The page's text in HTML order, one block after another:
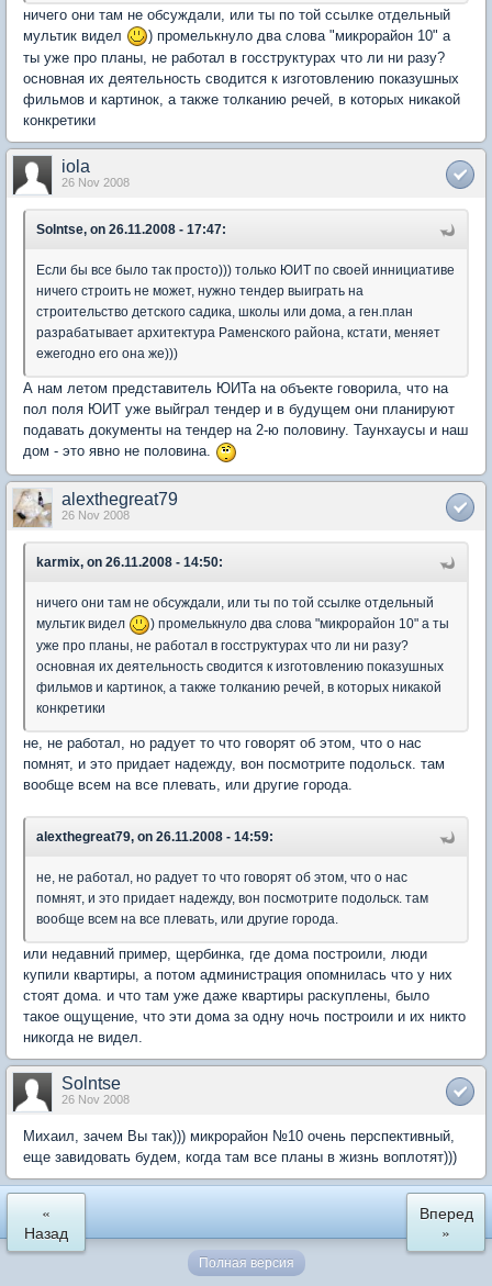
ничего они там не обсуждали, или ты по той ссылке отдельный
мультик видел
) промелькнуло два слова "микрорайон 10" а
ты уже про планы, не работал в госструктурах что ли ни разу?
основная их деятельность сводится к изготовлению показушных
фильмов и картинок, а также толканию речей, в которых никакой
конкретики
iola
26 Nov 2008
Solntse, on 26.11.2008 - 17:47:
Если бы все было так просто))) только ЮИТ по своей иннициативе
ничего строить не может, нужно тендер выиграть на
строительство детского садика, школы или дома, а ген.план
разрабатывает архитектура Раменского района, кстати, меняет
ежегодно его она же)))
А нам летом представитель ЮИТа на объекте говорила, что на
пол поля ЮИТ уже выйграл тендер и в будущем они планируют
подавать документы на тендер на 2-ю половину. Таунхаусы и наш
дом - это явно не половина.
alexthegreat79
26 Nov 2008
karmix, on 26.11.2008 - 14:50:
ничего они там не обсуждали, или ты по той ссылке отдельный
мультик видел
) промелькнуло два слова "микрорайон 10" а ты
уже про планы, не работал в госструктурах что ли ни разу?
основная их деятельность сводится к изготовлению показушных
фильмов и картинок, а также толканию речей, в которых никакой
конкретики
не, не работал, но радует то что говорят об этом, что о нас
помнят, и это придает надежду, вон посмотрите подольск. там
вообще всем на все плевать, или другие города.
alexthegreat79, on 26.11.2008 - 14:59:
не, не работал, но радует то что говорят об этом, что о нас
помнят, и это придает надежду, вон посмотрите подольск. там
вообще всем на все плевать, или другие города.
или недавний пример, щербинка, где дома построили, люди
купили квартиры, а потом администрация опомнилась что у них
стоят дома. и что там уже даже квартиры раскуплены, было
такое ощущение, что эти дома за одну ночь построили и их никто
никогда не видел.
Solntse
26 Nov 2008
Михаил, зачем Вы так))) микрорайон №10 очень перспективный,
еще завидовать будем, когда там все планы в жизнь воплотят)))
«
Назад
Вперед
»
Полная версия